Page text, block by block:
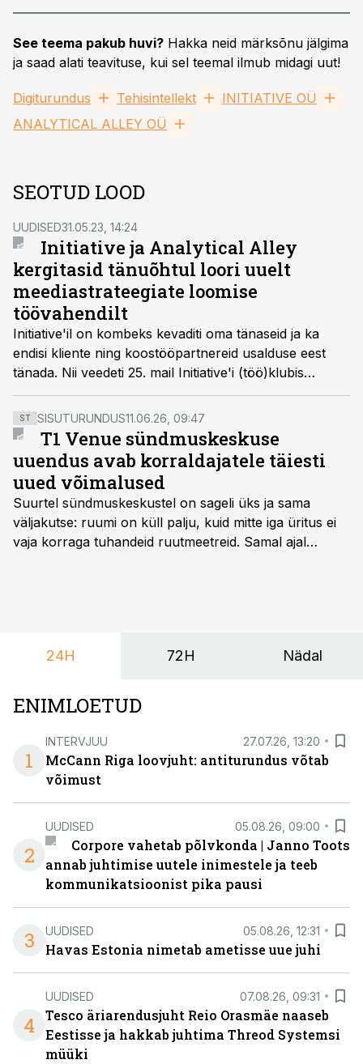
See teema pakub huvi? Hakka neid märksõnu jälgima
ja saad alati teavituse, kui sel teemal ilmub midagi uut!
Digiturundus Tehisintellekt
INITIATIVE OÜ
ANALYTICAL ALLEY OÜ
SEOTUD LOOD
UUDISED31.05.23, 14:24
Initiative ja Analytical Alley
kergitasid tänuõhtul loori uuelt
meediastrateegiate loomise
töövahendilt
Initiative'il on kombeks kevaditi oma tänaseid ja ka
endisi kliente ning koostööpartnereid usalduse eest
tänada. Nii veedeti 25. mail Initiative'i (töö)klubis
meeleolukas õhtu, kus muu hulgas tutvustati siinses
regioonis unikaalset AI baasil töötavat
meediastrateegiate loomise töövahendit ja räägiti
cultural branding'u võludest.
ST SISUTURUNDUS11.06.26, 09:47
T1 Venue sündmuskeskuse
uuendus avab korraldajatele täiesti
uued võimalused
Suurtel sündmuskeskustel on sageli üks ja sama
väljakutse: ruumi on küll palju, kuid mitte iga üritus ei
vaja korraga tuhandeid ruutmeetreid. Samal ajal
nendele vajadustele vastanud uuendusega, mis pakub
24H 72H Nädal
ENIMLOETUD
1
INTERVJUU 27.07.26, 13:20
McCann Riga loovjuht: antiturundus võtab
võimust
2
UUDISED 05.08.26, 09:00
Corpore vahetab põlvkonda | Janno Toots
annab juhtimise uutele inimestele ja teeb
kommunikatsioonist pika pausi
3 UUDISED 05.08.26, 12:31
Havas Estonia nimetab ametisse uue juhi
4
UUDISED 07.08.26, 09:31
Tesco äriarendusjuht Reio Orasmäe naaseb
Eestisse ja hakkab juhtima Threod Systemsi
müüki